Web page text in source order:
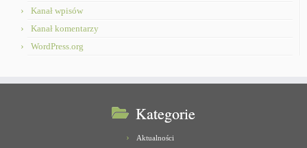
Kanał wpisów
Kanał komentarzy
WordPress.org
Kategorie
Aktualności